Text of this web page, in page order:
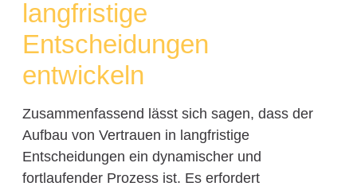
langfristige
Entscheidungen
entwickeln
Zusammenfassend lässt sich sagen, dass der
Aufbau von Vertrauen in langfristige
Entscheidungen ein dynamischer und
fortlaufender Prozess ist. Es erfordert